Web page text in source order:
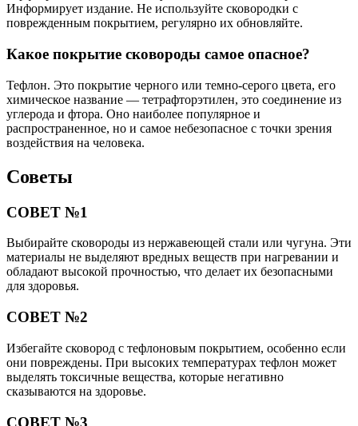
Информирует издание. Не используйте сковородки с
поврежденным покрытием, регулярно их обновляйте.
Какое покрытие сковороды самое опасное?
Тефлон. Это покрытие черного или темно-серого цвета, его
химическое название — тетрафторэтилен, это соединение из
углерода и фтора. Оно наиболее популярное и
распространенное, но и самое небезопасное с точки зрения
воздействия на человека.
Советы
СОВЕТ №1
Выбирайте сковороды из нержавеющей стали или чугуна. Эти
материалы не выделяют вредных веществ при нагревании и
обладают высокой прочностью, что делает их безопасными
для здоровья.
СОВЕТ №2
Избегайте сковород с тефлоновым покрытием, особенно если
они повреждены. При высоких температурах тефлон может
выделять токсичные вещества, которые негативно
сказываются на здоровье.
СОВЕТ №3